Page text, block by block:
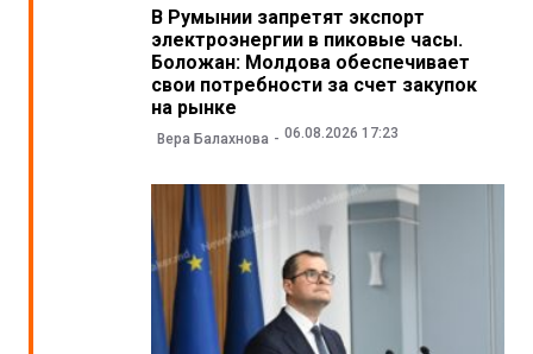
В Румынии запретят экспорт
электроэнергии в пиковые часы.
Боложан: Молдова обеспечивает
свои потребности за счет закупок
на рынке
Вера Балахнова 06.08.2026 17:23